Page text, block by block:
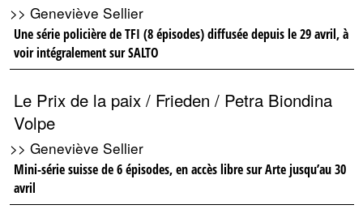
>> Geneviève Sellier
Une série policière de TFI (8 épisodes) diffusée depuis le 29 avril, à
voir intégralement sur SALTO
Le Prix de la paix / Frieden / Petra Biondina
Volpe
>> Geneviève Sellier
Mini-série suisse de 6 épisodes, en accès libre sur Arte jusqu’au 30
avril